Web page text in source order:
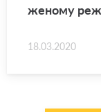
же­но­му
18.03.2020